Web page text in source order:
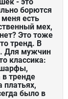
борются
есть
мех,
Это тоже
тренд. В
Для мужчин
классика:
в тренде
платьях,
было в